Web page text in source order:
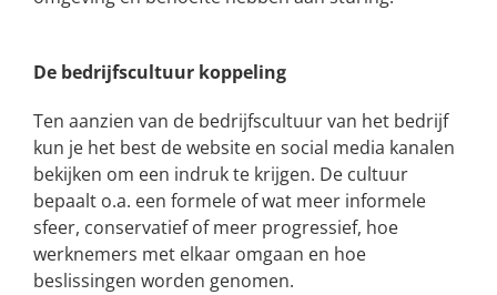
De bedrijfscultuur koppeling
Ten aanzien van de bedrijfscultuur van het bedrijf
kun je het best de website en social media kanalen
bekijken om een indruk te krijgen. De cultuur
bepaalt o.a. een formele of wat meer informele
sfeer, conservatief of meer progressief, hoe
werknemers met elkaar omgaan en hoe
beslissingen worden genomen.